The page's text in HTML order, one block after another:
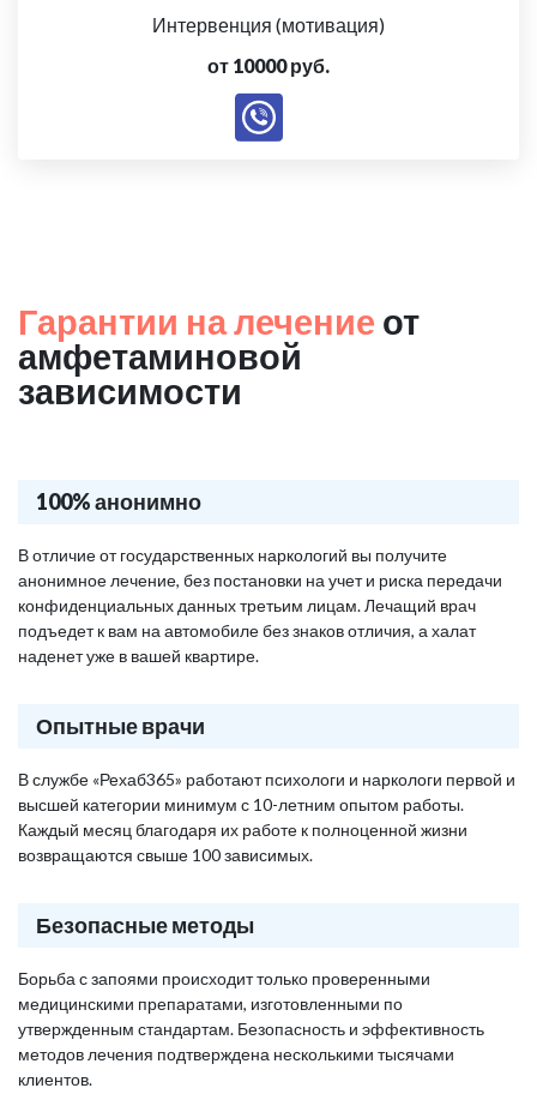
Интервенция (мотивация)
от 10000 руб.
Гарантии на лечение от
амфетаминовой
зависимости
100% анонимно
В отличие от государственных наркологий вы получите
анонимное лечение, без постановки на учет и риска передачи
конфиденциальных данных третьим лицам. Лечащий врач
подъедет к вам на автомобиле без знаков отличия, а халат
наденет уже в вашей квартире.
Опытные врачи
В службе «Рехаб365» работают психологи и наркологи первой и
высшей категории минимум с 10-летним опытом работы.
Каждый месяц благодаря их работе к полноценной жизни
возвращаются свыше 100 зависимых.
Безопасные методы
Борьба с запоями происходит только проверенными
медицинскими препаратами, изготовленными по
утвержденным стандартам. Безопасность и эффективность
методов лечения подтверждена несколькими тысячами
клиентов.